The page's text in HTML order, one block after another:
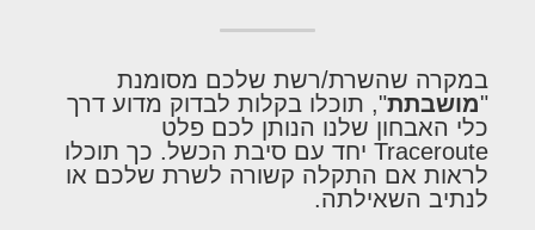
במקרה שהשרת/רשת שלכם מסומנת
"מושבתת", תוכלו בקלות לבדוק מדוע דרך
כלי האבחון שלנו הנותן לכם פלט
Traceroute יחד עם סיבת הכשל. כך תוכלו
לראות אם התקלה קשורה לשרת שלכם או
לנתיב השאילתה.